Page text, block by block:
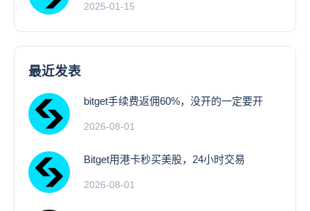
2025-01-15
最近发表
bitget手续费返佣60%，没开的一定要开
2026-08-01
Bitget用港卡秒买美股，24小时交易
2026-08-01